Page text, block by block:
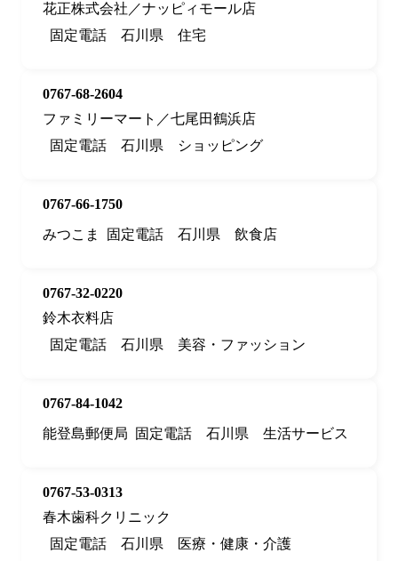
花正株式会社／ナッピィモール店
固定電話
石川県 住宅
0767-68-2604
ファミリーマート／七尾田鶴浜店
固定電話
石川県 ショッピング
0767-66-1750
みつこま
固定電話 石川県 飲食店
0767-32-0220
鈴木衣料店
固定電話
石川県 美容・ファッション
0767-84-1042
能登島郵便局
固定電話 石川県 生活サービス
0767-53-0313
春木歯科クリニック
固定電話
石川県 医療・健康・介護